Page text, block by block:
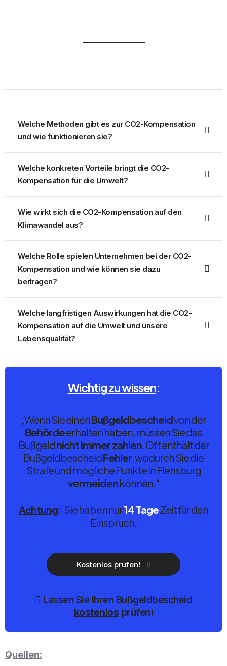
Welche Methoden gibt es zur CO2-Kompensation
und wie funktionieren sie?
Welche konkreten Vorteile bringt die CO2-
Kompensation für die Umwelt?
Wie wirkt sich die CO2-Kompensation auf den
Klimawandel aus?
Welche Rolle spielen Unternehmen bei der CO2-
Kompensation und wie können sie dazu
beitragen?
Welche langfristigen Auswirkungen hat die CO2-
Kompensation auf die Umwelt und unsere
Lebensqualität?
Wichtig zu wissen:
„Wenn Sie einenBußgeldbescheidvon der
Behördeerhalten haben, müssen Sie das
Bußgeldnicht immer zahlen. Oft enthält der
BußgeldbescheidFehler, wodurch Sie die
Strafe und mögliche Punkte in Flensburg
vermeidenkönnen.“
Achtung: Sie haben nur14 TageZeit für den
Einspruch.
Kostenlos prüfen!
Lassen Sie Ihren Bußgeldbescheid
kostenlos prüfen!
Quellen: